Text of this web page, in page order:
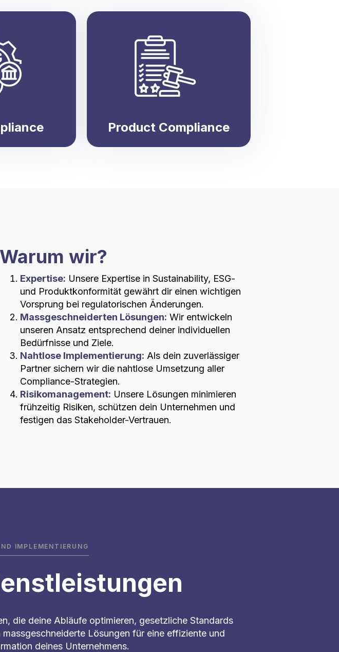
Product Compliance
Warum wir?
Expertise: Unsere Expertise in Sustainability, ESG-
und Produktkonformität gewährt dir einen wichtigen
Vorsprung bei regulatorischen Änderungen.
Massgeschneiderten Lösungen: Wir entwickeln
unseren Ansatz entsprechend deiner individuellen
Bedürfnisse und Ziele.
Nahtlose Implementierung: Als dein zuverlässiger
Partner sichern wir die nahtlose Umsetzung aller
Compliance-Strategien.
Risikomanagement: Unsere Lösungen minimieren
frühzeitig Risiken, schützen dein Unternehmen und
festigen das Stakeholder-Vertrauen.
IMPLEMENTIERUNG
die deine Abläufe optimieren, gesetzliche Standards
Lösungen für eine effiziente und
deines Unternehmens.